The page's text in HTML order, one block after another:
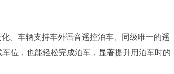
。车辆支持车外语音遥控泊车、同级唯一的遥
位，也能轻松完成泊车，显著提升用泊车时的